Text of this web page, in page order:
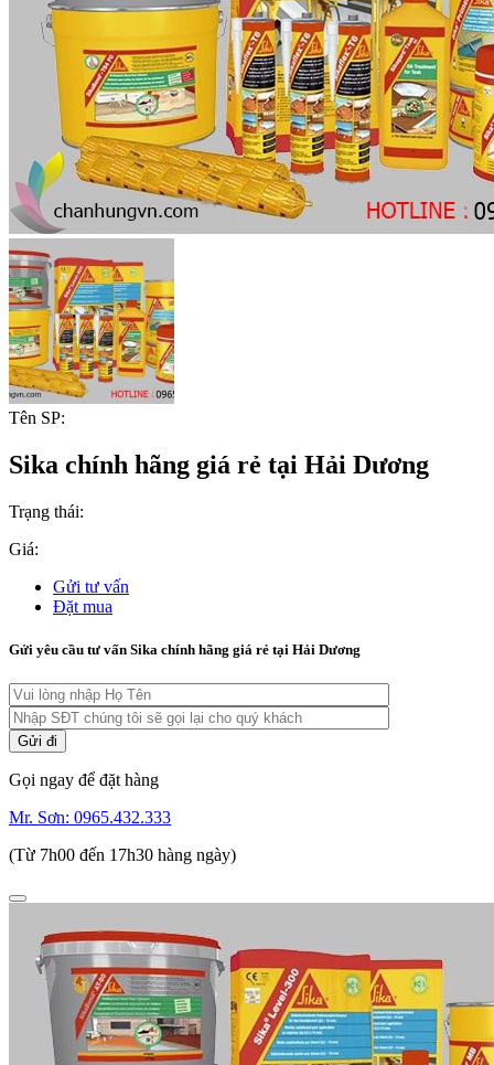
Tên SP:
Sika chính hãng giá rẻ tại Hải Dương
Trạng thái:
Giá:
Gửi tư vấn
Đặt mua
Gửi yêu cầu tư vấn Sika chính hãng giá rẻ tại Hải Dương
Gọi ngay để đặt hàng
Mr. Sơn: 0965.432.333
(Từ 7h00 đến 17h30 hàng ngày)